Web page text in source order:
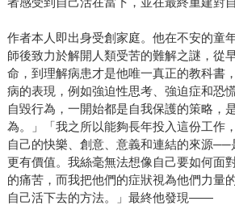
作者本人即出身受創家庭。他在不安的童
師後致力於解開人類受苦的難解之謎，從
命，到理解病患才是他唯一真正的教科書
病的表現，例如強迫性思考、強迫症和恐
自毀行為，一開始都是自我保護的策略，
為。」「我之所以能夠長年投入這份工作
自己的快樂、創意、意義和連結的來源──
更有價值。我絲毫無法想像自己要如何面
的痛苦，而我把他們的症狀視為他們力量
自己活下去的方法。」最終他發現——